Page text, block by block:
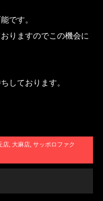
です。
りますのでこの機会に
しております。
店, 大麻店,サッポロファク